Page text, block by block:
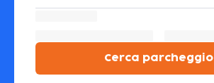
Cerca parcheggio